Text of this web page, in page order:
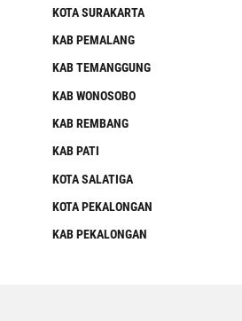
KOTA SURAKARTA
KAB PEMALANG
KAB TEMANGGUNG
KAB WONOSOBO
KAB REMBANG
KAB PATI
KOTA SALATIGA
KOTA PEKALONGAN
KAB PEKALONGAN